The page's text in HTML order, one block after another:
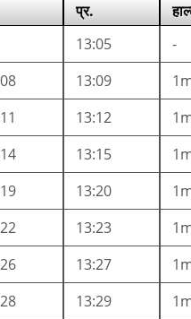
प्र.
13:05 -
13:09
13:12
13:15
13:20
13:23
13:27
13:29